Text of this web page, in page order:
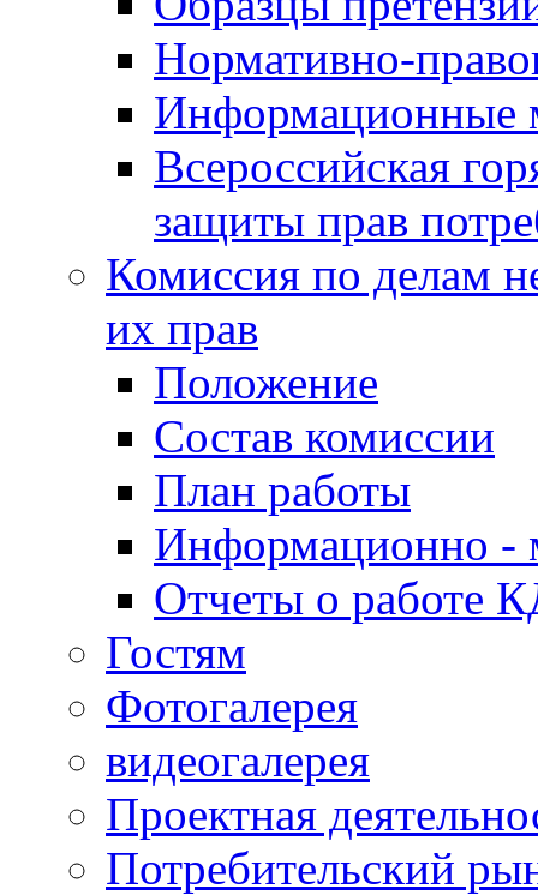
Нормативно-
Информационные
Всероссийская
защиты прав
Комиссия по делам
их прав
Положение
Состав комиссии
План работы
Информационно -
Отчеты о работе
Гостям
Фотогалерея
видеогалерея
Проектная
Потребительский